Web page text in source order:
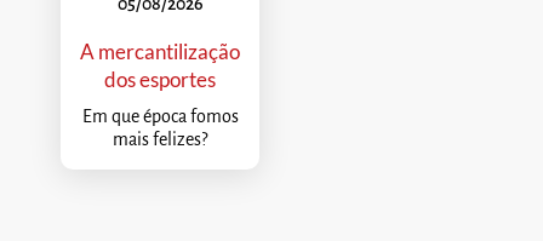
A mercantilização
dos esportes
Em que época fomos
mais felizes?